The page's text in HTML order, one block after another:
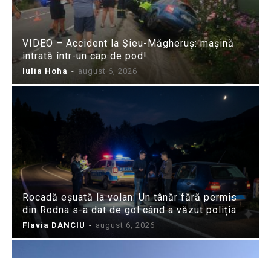
VIDEO – Accident la Șieu-Măgheruș: mașină
intrată într-un cap de pod!
Iulia Hoha - august 6, 2026
Rocadă eșuată la volan: Un tânăr fără permis
din Rodna s-a dat de gol când a văzut poliția
Flavia DANCIU - august 6, 2026